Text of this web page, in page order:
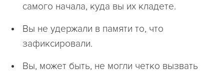
самого начала, куда вы их кладете.
Вы не удержали в памяти то, что
зафиксировали.
Вы, может быть, не могли четко вызвать